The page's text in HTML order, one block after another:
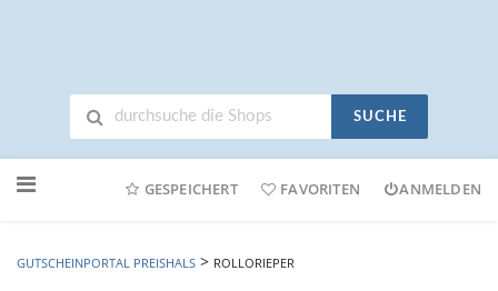
SUCHE
Online-
GESPEICHERT FAVORITEN ANMELDEN
GUTSCHEINPORTAL PREISHALS > ROLLORIEPER